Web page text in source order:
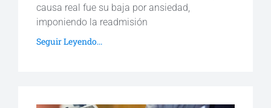
causa real fue su baja por ansiedad,
imponiendo la readmisión
Seguir Leyendo...